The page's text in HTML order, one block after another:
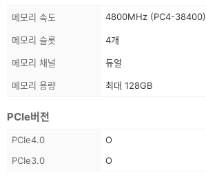
스
정
보
메모리 속도 4800MHz (PC4-38400)
메모리 슬롯 4개
메모리 채널 듀얼
메모리 용량 최대 128GB
PCIe버전
스
펙
PCIe4.0
O
PCIe3.0
O